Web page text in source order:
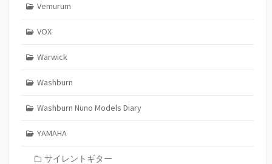
Vemurum
VOX
Warwick
Washburn
Washburn Nuno Models Diary
YAMAHA
サイレントギター